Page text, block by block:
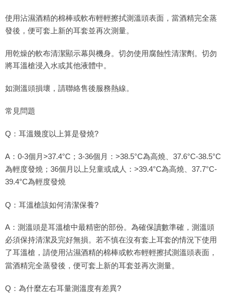
使用沾濕酒精的棉棒或軟布輕輕擦拭測溫頭表面，當酒精完全蒸
發後，便可套上新的耳套並再次測量。
用乾燥的軟布清潔顯示幕與機身。切勿使用腐蝕性清潔劑。切勿
將耳溫槍浸入水或其他液體中。
如測溫頭損壞，請聯絡售後服務熱線。
常見問題
Q：耳溫幾度以上算是發燒?
A：0-3個月>37.4°C；3-36個月：>38.5°C為高燒、37.6°C-38.5°C
為輕度發燒；36個月以上兒童或成人：>39.4°C為高燒、37.7°C-
39.4°C為輕度發燒
Q：耳溫槍該如何清潔保養?
A：測溫頭是耳溫槍中最精密的部份。為確保讀數準確，測溫頭
必須保持清潔及完好無損。若不慎在沒有套上耳套的情況下使用
了耳溫槍，請使用沾濕酒精的棉棒或軟布輕輕擦拭測溫頭表面，
當酒精完全蒸發後，便可套上新的耳套並再次測量。
Q：為什麼左右耳量測溫度有差異?